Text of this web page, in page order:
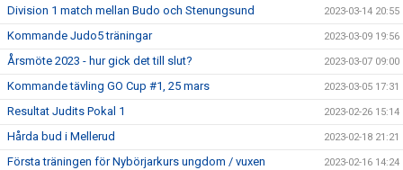
Division 1 match mellan Budo och Stenungsund 2023-03-14 20:55
Kommande Judo5 träningar 2023-03-09 19:56
Årsmöte 2023 - hur gick det till slut? 2023-03-07 09:00
Kommande tävling GO Cup #1, 25 mars 2023-03-05 17:31
Resultat Judits Pokal 1 2023-02-26 15:14
Hårda bud i Mellerud 2023-02-18 21:21
Första träningen för Nybörjarkurs ungdom / vuxen 2023-02-16 14:24